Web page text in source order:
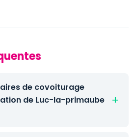
de covoiturage
de Luc-la-primaube